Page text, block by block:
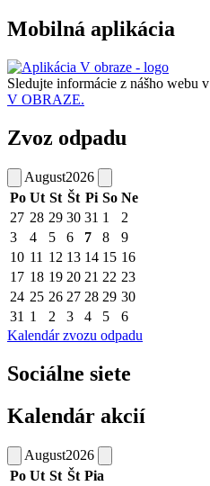
Mobilná aplikácia
Sledujte informácie z nášho webu v
V OBRAZE.
Zvoz odpadu
August2026
Po Ut St Št Pi So Ne
27 28 29 30 31 1
2
3
4 5 6 7 8
9
10 11 12 13 14 15 16
17 18 19 20 21 22 23
24 25 26 27 28 29 30
31 1 2 3 4 5
6
Kalendár zvozu odpadu
Sociálne siete
Kalendár akcií
August2026
Po Ut St Št Pia